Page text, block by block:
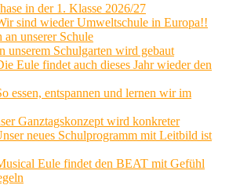
in der 1. Klasse 2026/27
sind wieder Umweltschule in Europa!!
unserer Schule
unserem Schulgarten wird gebaut
Eule findet auch dieses Jahr wieder den
essen, entspannen und lernen wir im
Ganztagskonzept wird konkreter
neues Schulprogramm mit Leitbild ist
Eule findet den BEAT mit Gefühl